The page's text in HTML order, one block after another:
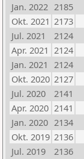
Jan. 2022 2185
Okt. 2021 2173
Jul. 2021
2124
Apr. 2021 2124
Jan. 2021 2124
Okt. 2020 2127
Jul. 2020
2141
Apr. 2020 2141
Jan. 2020 2134
Okt. 2019 2136
Jul. 2019
2136